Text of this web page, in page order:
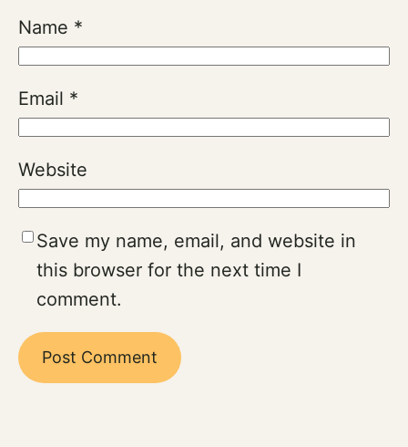
Name *
Email *
Website
Save my name, email, and website in
this browser for the next time I
comment.